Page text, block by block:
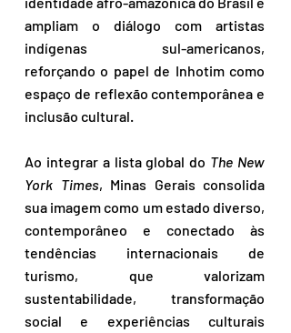
ampliam o diálogo com artistas
indígenas sul-americanos,
reforçando o papel de Inhotim como
espaço de reflexão contemporânea e
inclusão cultural.
Ao integrar a lista global do The New
York Times, Minas Gerais consolida
sua imagem como um estado diverso,
contemporâneo e conectado às
tendências internacionais de
turismo, que valorizam
sustentabilidade, transformação
social e experiências culturais